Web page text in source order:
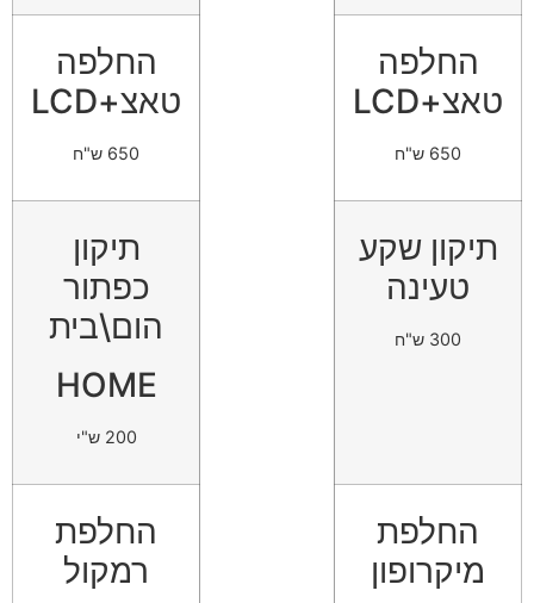
החלפה
טאצ+LCD
650 ש"ח
החלפה
טאצ+LCD
650 ש"ח
תיקון שקע
טעינה
300 ש"ח
תיקון
כפתור
הום\בית
HOME
200 ש"י
החלפת
מיקרופון
החלפת
רמקול